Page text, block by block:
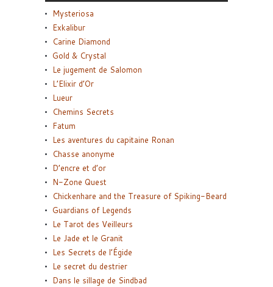
Mysteriosa
Exkalibur
Carine Diamond
Gold & Crystal
Le jugement de Salomon
L’Elixir d’Or
Lueur
Chemins Secrets
Fatum
Les aventures du capitaine Ronan
Chasse anonyme
D’encre et d’or
N-Zone Quest
Chickenhare and the Treasure of Spiking-Beard
Guardians of Legends
Le Tarot des Veilleurs
Le Jade et le Granit
Les Secrets de l’Égide
Le secret du destrier
Dans le sillage de Sindbad